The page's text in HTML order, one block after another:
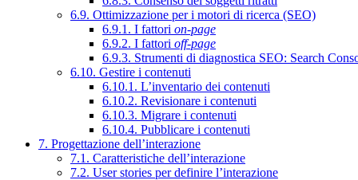
6.9. Ottimizzazione per i motori di ricerca (SEO)
6.9.1. I fattori on-page
6.9.2. I fattori off-page
6.9.3. Strumenti di diagnostica SEO: Search
6.10. Gestire i contenuti
6.10.1. L’inventario dei contenuti
6.10.2. Revisionare i contenuti
6.10.3. Migrare i contenuti
6.10.4. Pubblicare i contenuti
7. Progettazione dell’interazione
7.1. Caratteristiche dell’interazione
7.2. User stories per definire l’interazione